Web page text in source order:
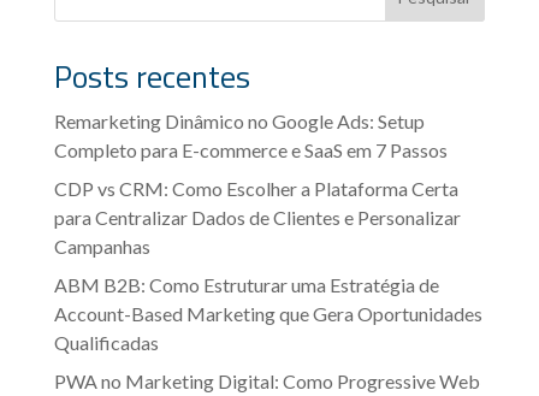
Posts recentes
Remarketing Dinâmico no Google Ads: Setup
Completo para E-commerce e SaaS em 7 Passos
CDP vs CRM: Como Escolher a Plataforma Certa
para Centralizar Dados de Clientes e Personalizar
Campanhas
ABM B2B: Como Estruturar uma Estratégia de
Account-Based Marketing que Gera Oportunidades
Qualificadas
PWA no Marketing Digital: Como Progressive Web